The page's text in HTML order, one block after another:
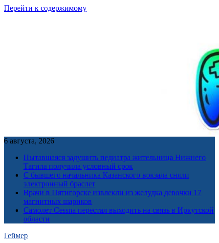
Перейти к содержимому
6 августа, 2026
Пытавшаяся задушить педиатра жительница Нижнего
Тагила получила условный срок
С бывшего начальника Казанского вокзала сняли
электронный браслет
Врачи в Пятигорске извлекли из желудка девочки 17
магнитных шариков
Самолет Cessna перестал выходить на связь в Иркутской
области
Геймер